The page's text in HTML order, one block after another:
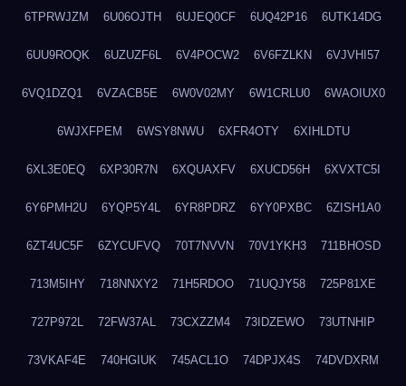
6TPRWJZM 6U06OJTH 6UJEQ0CF 6UQ42P16 6UTK14DG
6UU9ROQK 6UZUZF6L 6V4POCW2 6V6FZLKN 6VJVHI57
6VQ1DZQ1 6VZACB5E 6W0V02MY 6W1CRLU0 6WAOIUX0
6WJXFPEM 6WSY8NWU 6XFR4OTY 6XIHLDTU
6XL3E0EQ 6XP30R7N 6XQUAXFV 6XUCD56H 6XVXTC5I
6Y6PMH2U 6YQP5Y4L 6YR8PDRZ 6YY0PXBC 6ZISH1A0
6ZT4UC5F 6ZYCUFVQ 70T7NVVN 70V1YKH3 711BHOSD
713M5IHY 718NNXY2 71H5RDOO 71UQJY58 725P81XE
727P972L 72FW37AL 73CXZZM4 73IDZEWO 73UTNHIP
73VKAF4E 740HGIUK 745ACL1O 74DPJX4S 74DVDXRM